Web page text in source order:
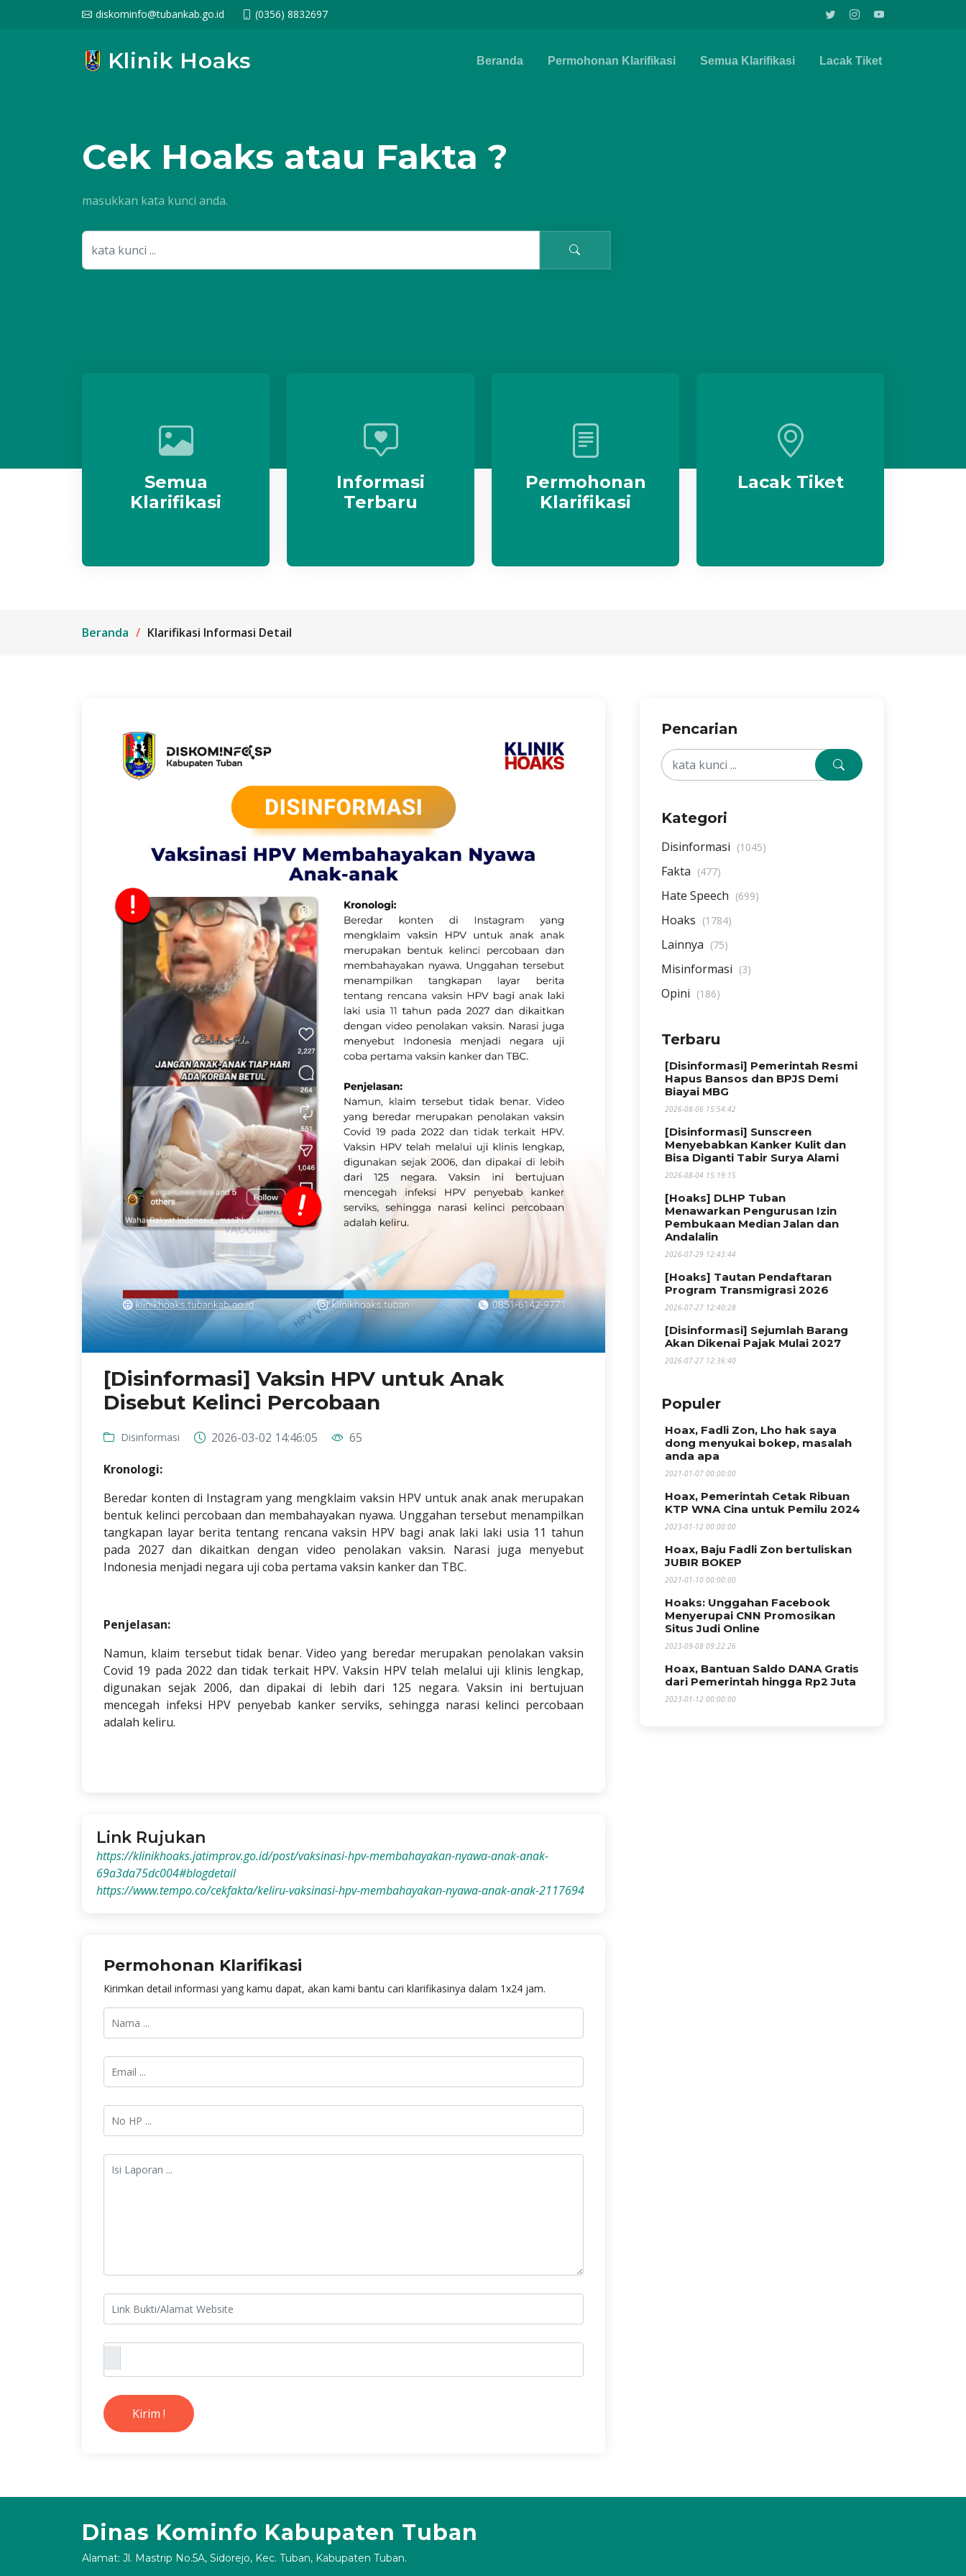
diskominfo@tubankab.go.id (0356) 8832697
Klinik Hoaks Beranda Permohonan Klarifikasi Semua Klarifikasi Lacak Tiket
Cek Hoaks atau Fakta ?
masukkan kata kunci anda.
Semua
Klarifikasi
Informasi
Terbaru
Permohonan
Klarifikasi
Lacak Tiket
Beranda Klarifikasi Informasi Detail
[Disinformasi] Vaksin HPV untuk Anak
Disebut Kelinci Percobaan
Disinformasi 2026-03-02 14:46:05
65
Kronologi:
Beredar konten di Instagram yang mengklaim vaksin HPV untuk anak anak merupakan
bentuk kelinci percobaan dan membahayakan nyawa. Unggahan tersebut menampilkan
tangkapan layar berita tentang rencana vaksin HPV bagi anak laki laki usia 11 tahun
pada 2027 dan dikaitkan dengan video penolakan vaksin. Narasi juga menyebut
Indonesia menjadi negara uji coba pertama vaksin kanker dan TBC.
Penjelasan:
Namun, klaim tersebut tidak benar. Video yang beredar merupakan penolakan vaksin
Covid 19 pada 2022 dan tidak terkait HPV. Vaksin HPV telah melalui uji klinis lengkap,
digunakan sejak 2006, dan dipakai di lebih dari 125 negara. Vaksin ini bertujuan
mencegah infeksi HPV penyebab kanker serviks, sehingga narasi kelinci percobaan
adalah keliru.
Link Rujukan
https://klinikhoaks.jatimprov.go.id/post/vaksinasi-hpv-membahayakan-nyawa-anak-anak-
69a3da75dc004#blogdetail
https://www.tempo.co/cekfakta/keliru-vaksinasi-hpv-membahayakan-nyawa-anak-anak-2117694
Permohonan Klarifikasi
Kirimkan detail informasi yang kamu dapat, akan kami bantu cari klarifikasinya dalam 1x24 jam.
Kirim !
Pencarian
Kategori
Disinformasi (1045)
Fakta (477)
Hate Speech (699)
Hoaks (1784)
Lainnya (75)
Misinformasi (3)
Opini (186)
Terbaru
[Disinformasi] Pemerintah Resmi
Hapus Bansos dan BPJS Demi
Biayai MBG
2026-08-06 15:54:42
[Disinformasi] Sunscreen
Menyebabkan Kanker Kulit dan
Bisa Diganti Tabir Surya Alami
2026-08-04 15:19:15
[Hoaks] DLHP Tuban
Menawarkan Pengurusan Izin
Pembukaan Median Jalan dan
Andalalin
2026-07-29 12:43:44
[Hoaks] Tautan Pendaftaran
Program Transmigrasi 2026
2026-07-27 12:40:28
[Disinformasi] Sejumlah Barang
Akan Dikenai Pajak Mulai 2027
2026-07-27 12:36:40
Populer
Hoax, Fadli Zon, Lho hak saya
dong menyukai bokep, masalah
anda apa
2021-01-07 00:00:00
Hoax, Pemerintah Cetak Ribuan
KTP WNA Cina untuk Pemilu 2024
2023-01-12 00:00:00
Hoax, Baju Fadli Zon bertuliskan
JUBIR BOKEP
2021-01-10 00:00:00
Hoaks: Unggahan Facebook
Menyerupai CNN Promosikan
Situs Judi Online
2023-09-08 09:22:26
Hoax, Bantuan Saldo DANA Gratis
dari Pemerintah hingga Rp2 Juta
2023-01-12 00:00:00
Dinas Kominfo Kabupaten Tuban
Alamat: Jl. Mastrip No.5A, Sidorejo, Kec. Tuban, Kabupaten Tuban.